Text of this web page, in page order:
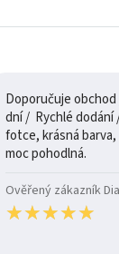
Doporučuje
dní / Rychlé dodání / Pohovka, je jak na
fotce, krásná
moc pohodlná.
Ověřený zákazník
★★★★★
★★★★★